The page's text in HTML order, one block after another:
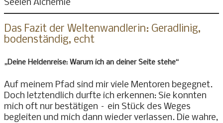
Das Fazit der Weltenwandlerin: Geradlinig,
bodenständig, echt
„Deine Heldenreise: Warum ich an deiner Seite stehe“
Auf meinem Pfad sind mir viele Mentoren begegnet.
Doch letztendlich durfte ich erkennen: Sie konnten
mich oft nur bestätigen – ein Stück des Weges
begleiten und mich dann wieder verlassen. Die wahre,